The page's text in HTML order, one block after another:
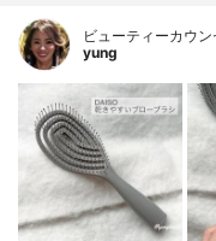
ビューティーカウ
yung